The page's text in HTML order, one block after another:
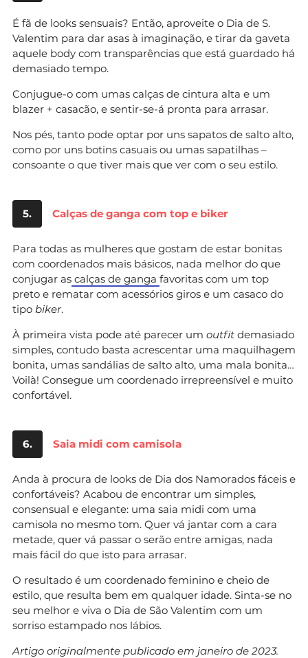
É fã de looks sensuais? Então, aproveite o Dia de S.
Valentim para dar asas à imaginação, e tirar da gaveta
aquele body com transparências que está guardado há
demasiado tempo.
Conjugue-o com umas calças de cintura alta e um
blazer + casacão, e sentir-se-á pronta para arrasar.
Nos pés, tanto pode optar por uns sapatos de salto alto,
como por uns botins casuais ou umas sapatilhas –
consoante o que tiver mais que ver com o seu estilo.
5. Calças de ganga com top e biker
Para todas as mulheres que gostam de estar bonitas
com coordenados mais básicos, nada melhor do que
conjugar as calças de ganga favoritas com um top
preto e rematar com acessórios giros e um casaco do
tipo biker.
À primeira vista pode até parecer um outfit demasiado
simples, contudo basta acrescentar uma maquilhagem
bonita, umas sandálias de salto alto, uma mala bonita…
Voilà! Consegue um coordenado irrepreensível e muito
confortável.
6. Saia midi com camisola
Anda à procura de looks de Dia dos Namorados fáceis e
confortáveis? Acabou de encontrar um simples,
consensual e elegante: uma saia midi com uma
camisola no mesmo tom. Quer vá jantar com a cara
metade, quer vá passar o serão entre amigas, nada
mais fácil do que isto para arrasar.
O resultado é um coordenado feminino e cheio de
estilo, que resulta bem em qualquer idade. Sinta-se no
seu melhor e viva o Dia de São Valentim com um
sorriso estampado nos lábios.
Artigo originalmente publicado em janeiro de 2023.